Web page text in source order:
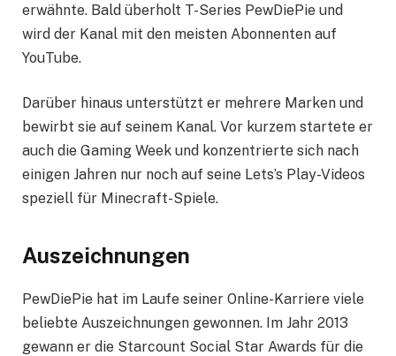
erwähnte. Bald überholt T-Series PewDiePie und
wird der Kanal mit den meisten Abonnenten auf
YouTube.
Darüber hinaus unterstützt er mehrere Marken und
bewirbt sie auf seinem Kanal. Vor kurzem startete er
auch die Gaming Week und konzentrierte sich nach
einigen Jahren nur noch auf seine Lets’s Play-Videos
speziell für Minecraft-Spiele.
Auszeichnungen
PewDiePie hat im Laufe seiner Online-Karriere viele
beliebte Auszeichnungen gewonnen. Im Jahr 2013
gewann er die Starcount Social Star Awards für die